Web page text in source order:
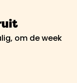
om de week